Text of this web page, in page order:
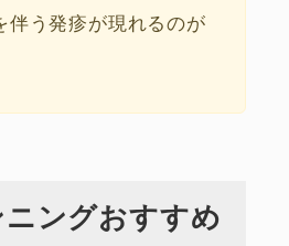
伴う発疹が現れるのが
ングおすすめ